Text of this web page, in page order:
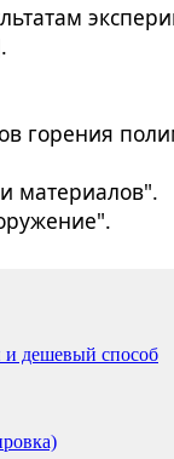
горения
материалов".
и дешевый способ